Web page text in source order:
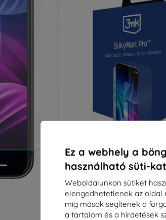
Ez a webhely a
használható süti-
Weboldalunkon sütiket
elengedhetetlenek az oldal
míg mások segítenek a
a tartalom és a hirdetések